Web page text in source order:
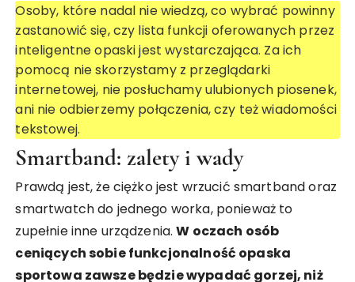
Osoby, które nadal nie wiedzą, co wybrać powinny
zastanowić się, czy lista funkcji oferowanych przez
inteligentne opaski jest wystarczająca. Za ich
pomocą nie skorzystamy z przeglądarki
internetowej, nie posłuchamy ulubionych piosenek,
ani nie odbierzemy połączenia, czy też wiadomości
tekstowej.
Smartband: zalety i wady
Prawdą jest, że ciężko jest wrzucić smartband oraz
smartwatch do jednego worka, ponieważ to
zupełnie inne urządzenia.W oczach osób
ceniących sobie funkcjonalność opaska
sportowa zawsze będzie wypadać gorzej, niż